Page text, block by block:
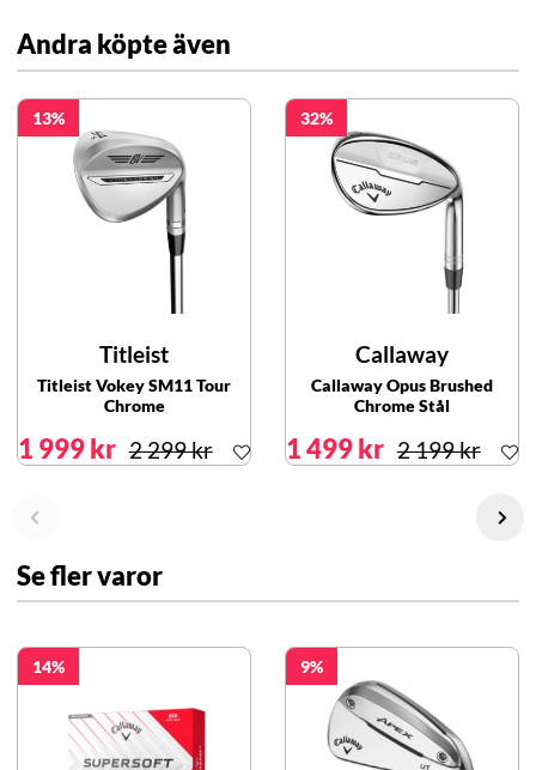
Andra köpte även
13
Titleist
Titleist Vokey SM11 Tour
Chrome
1 999 kr 2 299 kr
32
Callaway
Callaway Opus Brushed
Chrome Stål
1 499 kr 2 199 kr
Se fler varor
14 9